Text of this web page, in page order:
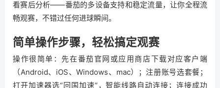
看赛后分析——番茄的多设备支持和稳定流量，让你全程流
畅观赛，不错过任何进球瞬间。
简单操作步骤，轻松搞定观赛
操作很简单：先在番茄官网或应用商店下载对应客户端
（Android、iOS、Windows、mac）；注册账号选套餐；
打开加速器选“回国加速”，智能线路自动连接；连接成功